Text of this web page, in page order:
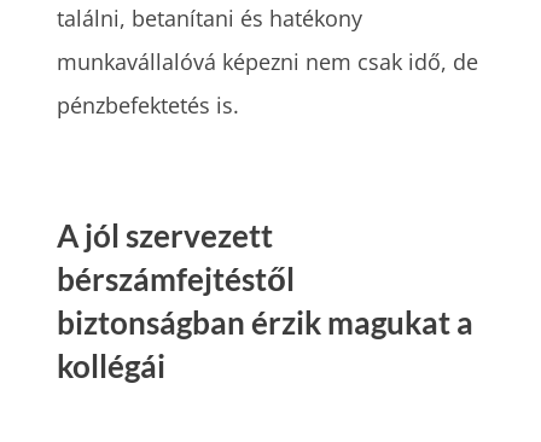
találni, betanítani és hatékony
munkavállalóvá képezni nem csak idő, de
pénzbefektetés is.
A jól szervezett
bérszámfejtéstől
biztonságban érzik magukat a
kollégái